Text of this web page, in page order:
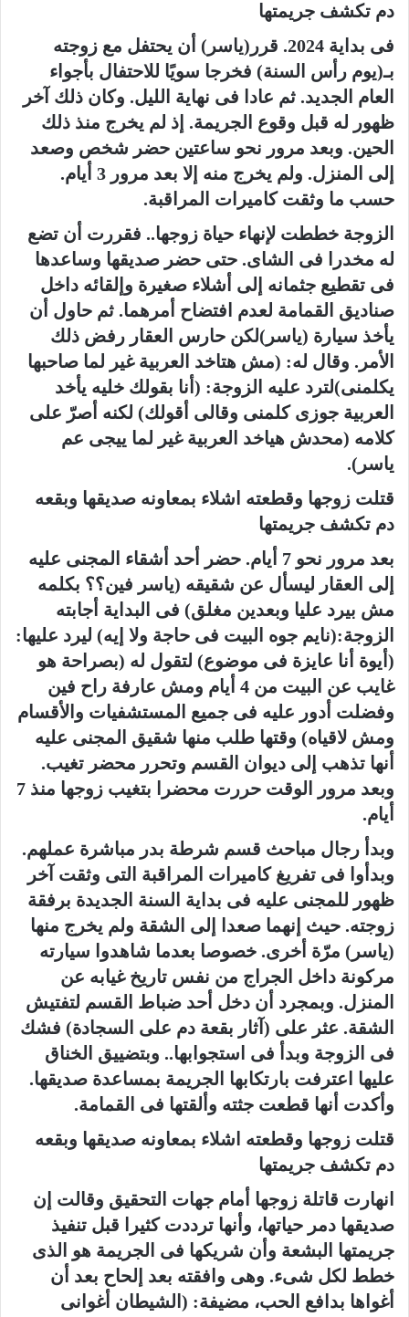
دم تكشف جريمتها
فى بداية 2024. قرر(ياسر) أن يحتفل مع زوجته
بـ(يوم رأس السنة) فخرجا سويًا للاحتفال بأجواء
العام الجديد. ثم عادا فى نهاية الليل. وكان ذلك آخر
ظهور له قبل وقوع الجريمة. إذ لم يخرج منذ ذلك
الحين. وبعد مرور نحو ساعتين حضر شخص وصعد
إلى المنزل. ولم يخرج منه إلا بعد مرور 3 أيام.
حسب ما وثقت كاميرات المراقبة.
الزوجة خططت لإنهاء حياة زوجها.. فقررت أن تضع
له مخدرا فى الشاى. حتى حضر صديقها وساعدها
فى تقطيع جثمانه إلى أشلاء صغيرة وإلقائه داخل
صناديق القمامة لعدم افتضاح أمرهما. ثم حاول أن
يأخذ سيارة (ياسر)لكن حارس العقار رفض ذلك
الأمر. وقال له: (مش هتاخد العربية غير لما صاحبها
يكلمنى)لترد عليه الزوجة: (أنا بقولك خليه يأخد
العربية جوزى كلمنى وقالى أقولك) لكنه أصرّ على
كلامه (محدش هياخد العربية غير لما ييجى عم
ياسر).
قتلت زوجها وقطعته اشلاء بمعاونه صديقها وبقعه
دم تكشف جريمتها
بعد مرور نحو 7 أيام. حضر أحد أشقاء المجنى عليه
إلى العقار ليسأل عن شقيقه (ياسر فين؟؟ بكلمه
مش بيرد عليا وبعدين مغلق) فى البداية أجابته
الزوجة:(نايم جوه البيت فى حاجة ولا إيه) ليرد عليها:
(أيوة أنا عايزة فى موضوع) لتقول له (بصراحة هو
غايب عن البيت من 4 أيام ومش عارفة راح فين
وفضلت أدور عليه فى جميع المستشفيات والأقسام
ومش لاقياه) وقتها طلب منها شقيق المجنى عليه
أنها تذهب إلى ديوان القسم وتحرر محضر تغيب.
وبعد مرور الوقت حررت محضرا بتغيب زوجها منذ 7
أيام.
وبدأ رجال مباحث قسم شرطة بدر مباشرة عملهم.
وبدأوا فى تفريغ كاميرات المراقبة التى وثقت آخر
ظهور للمجنى عليه فى بداية السنة الجديدة برفقة
زوجته. حيث إنهما صعدا إلى الشقة ولم يخرج منها
(ياسر) مرّة أخرى. خصوصا بعدما شاهدوا سيارته
مركونة داخل الجراج من نفس تاريخ غيابه عن
المنزل. وبمجرد أن دخل أحد ضباط القسم لتفتيش
الشقة. عثر على (آثار بقعة دم على السجادة) فشك
فى الزوجة وبدأ فى استجوابها.. وبتضييق الخناق
عليها اعترفت بارتكابها الجريمة بمساعدة صديقها.
وأكدت أنها قطعت جثته وألقتها فى القمامة.
قتلت زوجها وقطعته اشلاء بمعاونه صديقها وبقعه
دم تكشف جريمتها
انهارت قاتلة زوجها أمام جهات التحقيق وقالت إن
صديقها دمر حياتها، وأنها ترددت كثيرا قبل تنفيذ
جريمتها البشعة وأن شريكها فى الجريمة هو الذى
خطط لكل شىء. وهى وافقته بعد إلحاح بعد أن
أغواها بدافع الحب، مضيفة: (الشيطان أغوانى